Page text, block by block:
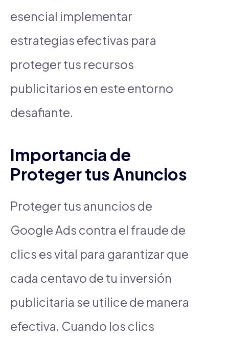
esencial implementar
estrategias efectivas para
proteger tus recursos
publicitarios en este entorno
desafiante.
Importancia de
Proteger tus Anuncios
Proteger tus anuncios de
Google Ads contra el fraude de
clics es vital para garantizar que
cada centavo de tu inversión
publicitaria se utilice de manera
efectiva. Cuando los clics